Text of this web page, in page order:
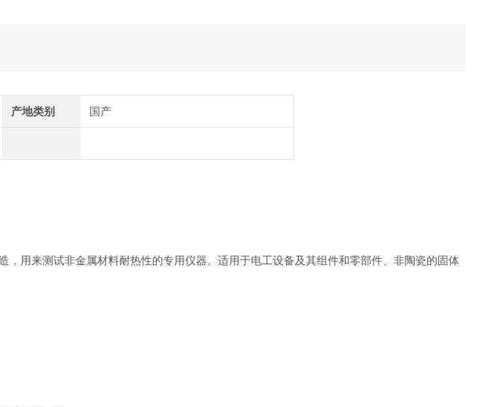
产地类别 国产
，用来测试非金属材料耐热性的专用仪器。适用于电工设备及其组件和零部件、非陶瓷的固体